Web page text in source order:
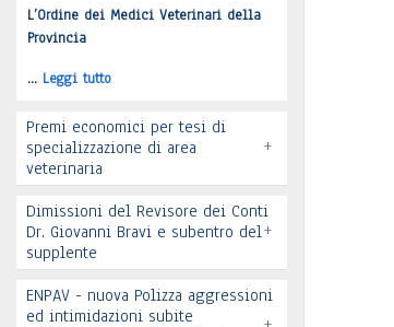
L’Ordine dei Medici Veterinari della
Provincia
… Leggi tutto
Premi economici per tesi di
specializzazione di area
veterinaria
+
Leggi tutto
Dimissioni del Revisore dei Conti
Dr. Giovanni Bravi e subentro del
supplente
+
ENPAV - nuova Polizza aggressioni
ed intimidazioni subite